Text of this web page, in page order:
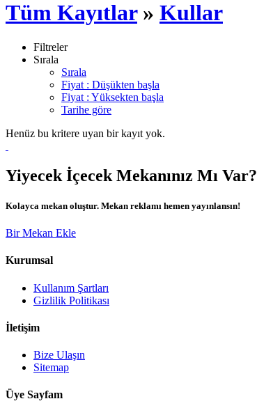
Tüm Kayıtlar» Kullar
Filtreler
Sırala
Sırala
Fiyat : Düşükten başla
Fiyat : Yüksekten başla
Tarihe göre
Henüz bu kritere uyan bir kayıt yok.
Yiyecek İçecek Mekanınız Mı Var?
Kolayca mekan oluştur. Mekan reklamı hemen yayınlansın!
Bir Mekan Ekle
Kurumsal
Kullanım Şartları
Gizlilik Politikası
İletişim
Bize Ulaşın
Sitemap
Üye Sayfam